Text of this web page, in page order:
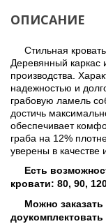
ОПИСАНИЕ
Стильная
Деревянный каркас
производства.
надежностью и
грабовую ламель
достичь
обеспечивает
граба на 12%
уверены в качестве
Есть
кровати: 80, 90,
Можно